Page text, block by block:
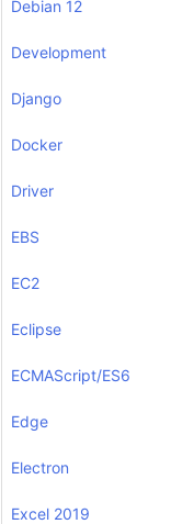
Debian 12
Development
Django
Docker
Driver
EBS
EC2
Eclipse
ECMAScript/ES6
Edge
Electron
Excel 2019